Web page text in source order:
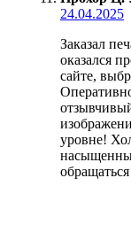
24.04.2025
Заказал
оказался
сайте,
уровне!